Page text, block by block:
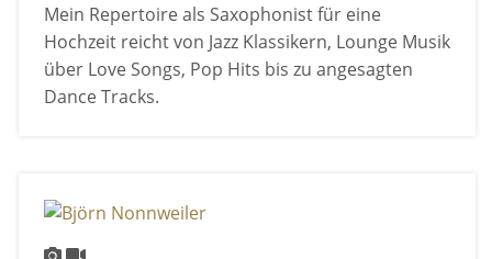
Mein Repertoire als Saxophonist für eine
Hochzeit reicht von Jazz Klassikern, Lounge Musik
über Love Songs, Pop Hits bis zu angesagten
Dance Tracks.